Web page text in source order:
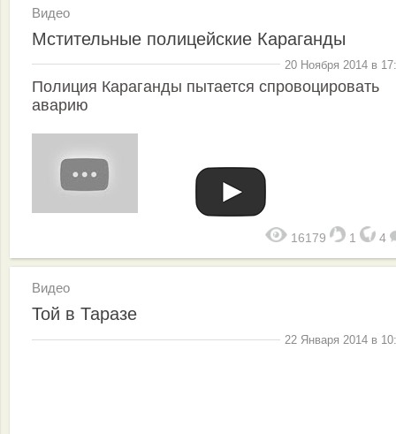
Видео
Мстительные полицейские Караганды
20 Ноября 2014 в
Полиция Караганды пытается спровоцировать
аварию
16179 1 4
Видео
Той в Таразе
22 Января 2014 в